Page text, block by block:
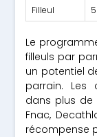
Filleul
Le
filleuls par
un potentiel
parrain. Les
dans plus de
Fnac,
récompense